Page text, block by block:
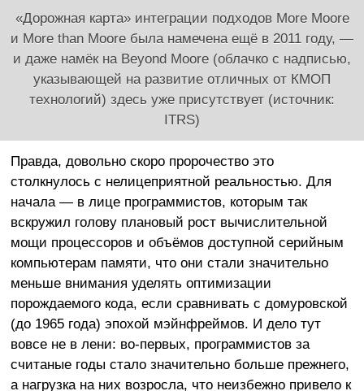
«Дорожная карта» интеграции подходов More Moore
и More than Moore была намечена ещё в 2011 году, —
и даже намёк на Beyond Moore (облачко с надписью,
указывающей на развитие отличных от КМОП
технологий) здесь уже присутствует (источник:
ITRS)
Правда, довольно скоро пророчество это
столкнулось с нелицеприятной реальностью. Для
начала — в лице программистов, которым так
вскружил голову плановый рост вычислительной
мощи процессоров и объёмов доступной серийным
компьютерам памяти, что они стали значительно
меньше внимания уделять оптимизации
порождаемого кода, если сравнивать с домуровской
(до 1965 года) эпохой мэйнфреймов. И дело тут
вовсе не в лени: во-первых, программистов за
считаные годы стало значительно больше прежнего,
а нагрузка на них возросла, что неизбежно привело к